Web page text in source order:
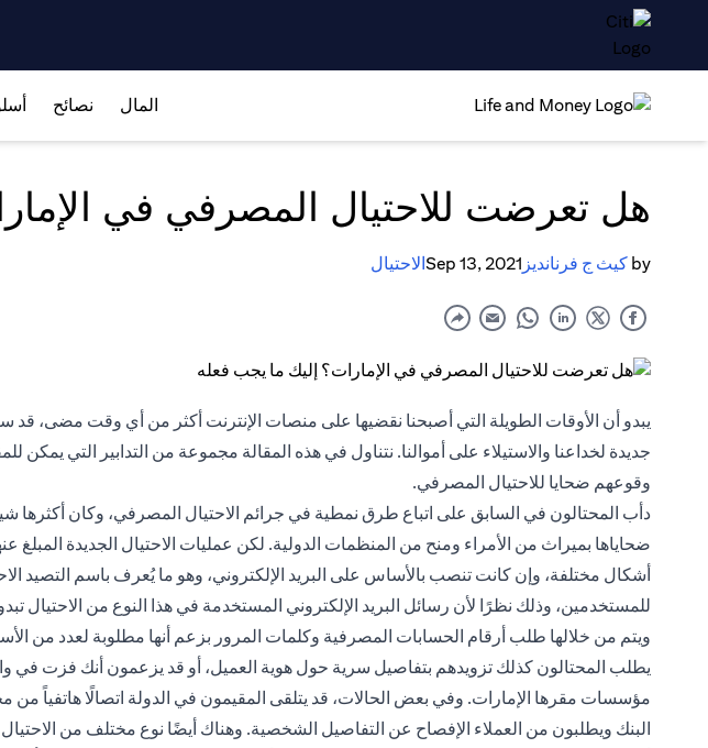
المال نصائح
هل تعرضت للاحتيال المصرفي في
by كيث ج فرنانديز Sep 13, 2021الاحتيال
يبدو أن الأوقات الطويلة التي أصبحنا نقضيها على منصات الإنترنت أكثر من أي وقت مضى،
جديدة لخداعنا والاستيلاء على أموالنا. نتناول في هذه المقالة مجموعة من التدابير التي يمكن
وقوعهم ضحايا للاحتيال المصرفي.
دأب المحتالون في السابق على اتباع طرق نمطية في جرائم الاحتيال المصرفي، وكان أكثرها
ضحاياها بميراث من الأمراء ومنح من المنظمات الدولية. لكن عمليات الاحتيال الجديدة المبلغ
أشكال مختلفة، وإن كانت تنصب بالأساس على البريد الإلكتروني، وهو ما يُعرف باسم التصيد
للمستخدمين، وذلك نظرًا لأن رسائل البريد الإلكتروني المستخدمة في هذا النوع من الاحتيال
ويتم من خلالها طلب أرقام الحسابات المصرفية وكلمات المرور بزعم أنها مطلوبة لعدد من
يطلب المحتالون كذلك تزويدهم بتفاصيل سرية حول هوية العميل، أو قد يزعمون أنك فزت في
مؤسسات مقرها الإمارات. وفي بعض الحالات، قد يتلقى المقيمون في الدولة اتصالًا هاتفياً